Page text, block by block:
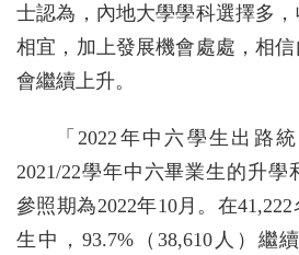
士認為，內地大學學科選擇多
相宜，加上發展機會處處，相
會繼續上升。
「2022年中六學生出路
2021/22學年中六畢業生的升
參照期為2022年10月。在
生中，93.7%（38,610人）繼